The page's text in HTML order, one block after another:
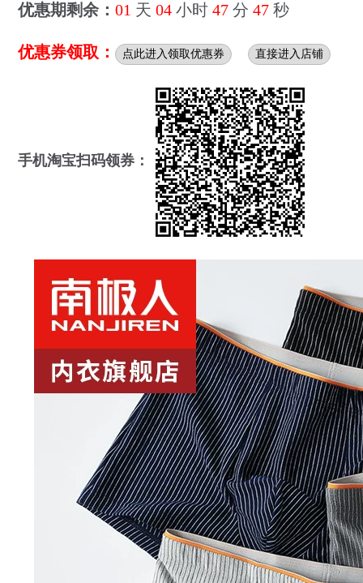
优惠期剩余： 01 天 04 小时 47 分 46 秒
优惠券领取： 点此进入领取优惠券 直接进入店铺
手机淘宝扫码领券：